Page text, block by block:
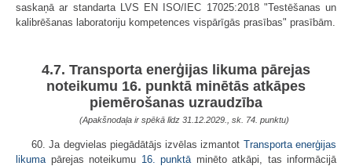
saskaņā ar standarta LVS EN ISO/IEC 17025:2018 "Testēšanas un
kalibrēšanas laboratoriju kompetences vispārīgās prasības" prasībām.
4.7. Transporta enerģijas likuma pārejas
noteikumu 16. punktā minētās atkāpes
piemērošanas uzraudzība
(Apakšnodaļa ir spēkā līdz 31.12.2029. , sk. 74. punktu)
60. Ja degvielas piegādātājs izvēlas izmantot Transporta enerģijas
likuma pārejas noteikumu 16. punktā minēto atkāpi, tas informācijā